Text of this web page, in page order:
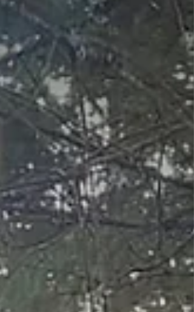
kasvuun! Asiakkaita meillä on riittänyt joka
säälle. On ollut urhoollisia tuulen ja tuis